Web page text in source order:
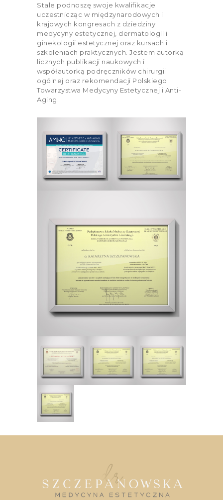
Stale podnoszę swoje kwalifikacje
uczestnicząc w międzynarodowych i
krajowych kongresach z dziedziny
medycyny estetycznej, dermatologii i
ginekologii estetycznej oraz kursach i
szkoleniach praktycznych. Jestem autorką
licznych publikacji naukowych i
współautorką podręczników chirurgii
ogólnej oraz rekomendacji Polskiego
Towarzystwa Medycyny Estetycznej i Anti-
Aging.